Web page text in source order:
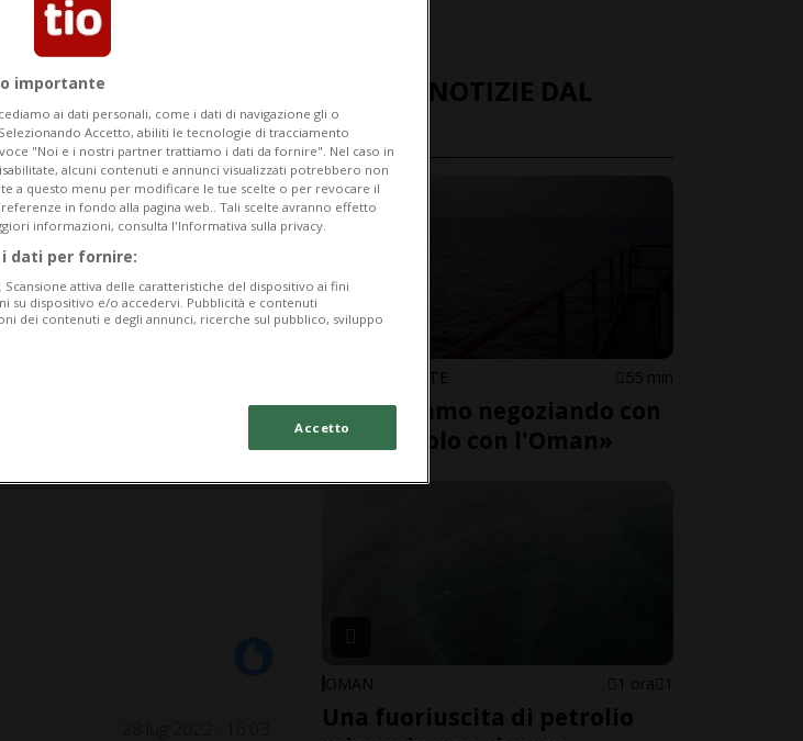
ULTIME NOTIZIE DAL
MONDO
MEDIO ORIENTE 55 min
«Non stiamo negoziando con
gli Usa, solo con l'Oman»
OMAN 1 ora 1
Una fuoriuscita di petrolio
importante
ai dati personali, come i dati di navigazione gli o
Accetto, abiliti le tecnologie di tracciamento
"Noi e i nostri partner trattiamo i dati da fornire". Nel caso in
alcuni contenuti e annunci visualizzati potrebbero non
a questo menu per modificare le tue scelte o per revocare il
in fondo alla pagina web.. Tali scelte avranno effetto
informazioni, consulta l'Informativa sulla privacy.
dati per fornire:
attiva delle caratteristiche del dispositivo ai fini
su dispositivo e/o accedervi. Pubblicità e contenuti
dei contenuti e degli annunci, ricerche sul pubblico, sviluppo
Accetto